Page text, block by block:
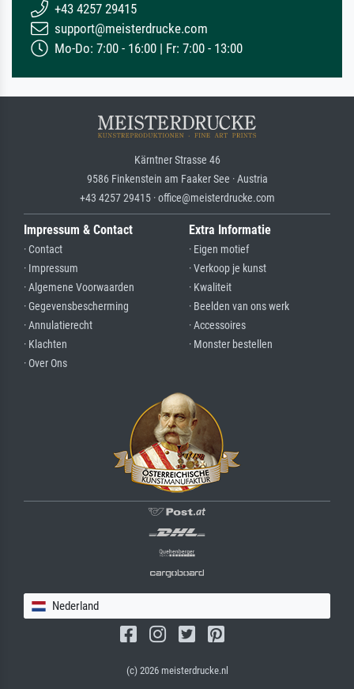
+43 4257 29415
support@meisterdrucke.com
Mo-Do: 7:00 - 16:00 | Fr: 7:00 - 13:00
Kärntner Strasse 46
9586 Finkenstein am Faaker See · Austria
+43 4257 29415 · office@meisterdrucke.com
Impressum & Contact
· Contact
· Impressum
· Algemene Voorwaarden
· Gegevensbescherming
· Annulatierecht
· Klachten
· Over Ons
Extra Informatie
· Eigen motief
· Verkoop je kunst
· Kwaliteit
· Beelden van ons werk
· Accessoires
· Monster bestellen
Nederland
(c) 2026 meisterdrucke.nl